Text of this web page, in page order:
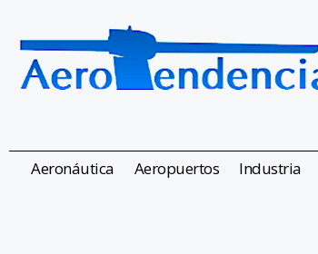
Aeronáutica Aeropuertos Industria